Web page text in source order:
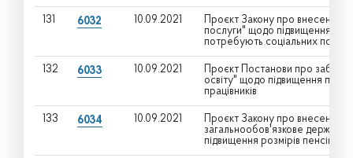
131 6032 10.09.2021
Проєкт Закону про внесення
послуги" щодо підвищення
потребують соціальних послуг
132 6033 10.09.2021
Проєкт Постанови про
освіту" щодо підвищення
працівників
133 6034 10.09.2021
Проєкт Закону про внесення
загальнообов'язкове
підвищення розмірів пенсій